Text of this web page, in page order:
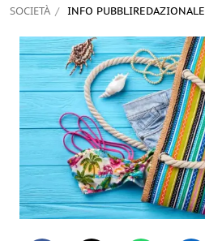
SOCIETÀ INFO PUBBLIREDAZIONALE